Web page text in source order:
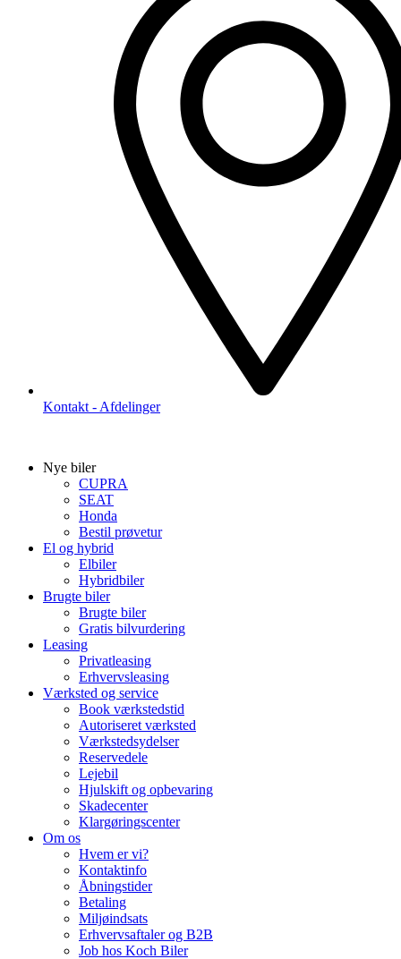
Kontakt - Afdelinger
Nye biler
CUPRA
SEAT
Honda
Bestil prøvetur
El og hybrid
Elbiler
Hybridbiler
Brugte biler
Brugte biler
Gratis bilvurdering
Leasing
Privatleasing
Erhvervsleasing
Værksted og service
Book værkstedstid
Autoriseret værksted
Værkstedsydelser
Reservedele
Lejebil
Hjulskift og opbevaring
Skadecenter
Klargøringscenter
Om os
Hvem er vi?
Kontaktinfo
Åbningstider
Betaling
Miljøindsats
Erhvervsaftaler og B2B
Job hos Koch Biler